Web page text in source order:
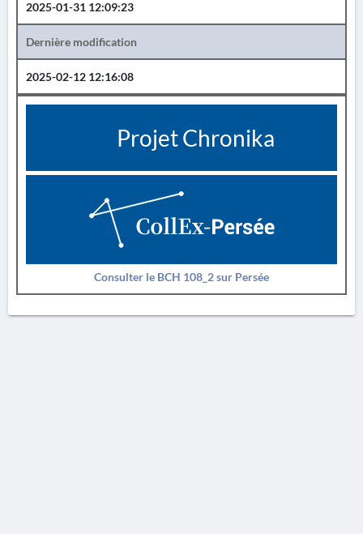
2025-01-31 12:09:23
Dernière modification
2025-02-12 12:16:08
Projet Chronika
Consulter le BCH 108_2 sur Persée